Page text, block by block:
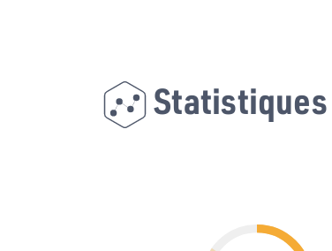
Statistiques